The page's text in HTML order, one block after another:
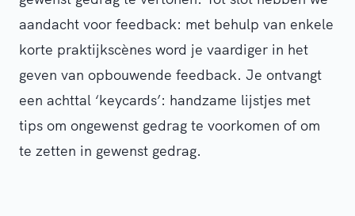
aandacht voor feedback: met behulp van enkele
korte praktijkscènes word je vaardiger in het
geven van opbouwende feedback. Je ontvangt
een achttal ‘keycards’: handzame lijstjes met
tips om ongewenst gedrag te voorkomen of om
te zetten in gewenst gedrag.